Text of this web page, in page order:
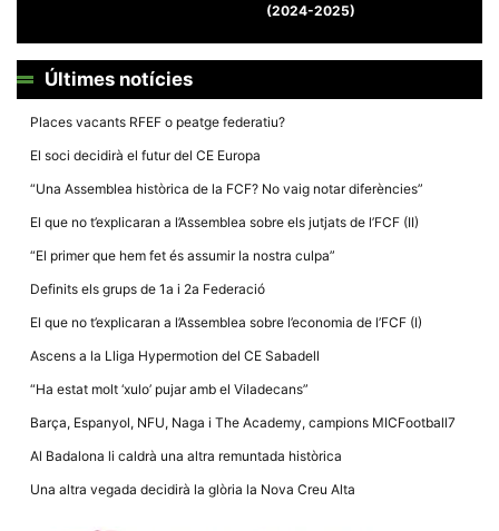
(2024-2025)
Últimes notícies
Places vacants RFEF o peatge federatiu?
El soci decidirà el futur del CE Europa
“Una Assemblea històrica de la FCF? No vaig notar diferències”
El que no t’explicaran a l’Assemblea sobre els jutjats de l’FCF (II)
“El primer que hem fet és assumir la nostra culpa”
Definits els grups de 1a i 2a Federació
El que no t’explicaran a l’Assemblea sobre l’economia de l’FCF (I)
Ascens a la Lliga Hypermotion del CE Sabadell
“Ha estat molt ‘xulo’ pujar amb el Viladecans”
Barça, Espanyol, NFU, Naga i The Academy, campions MICFootball7
Al Badalona li caldrà una altra remuntada històrica
Una altra vegada decidirà la glòria la Nova Creu Alta
Necessàries
Aquestes
cookies no
opcionals,
funcionament
web.
Estadístiques
dades
de manera